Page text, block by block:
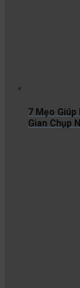
7 Mẹo
Gian Chụp